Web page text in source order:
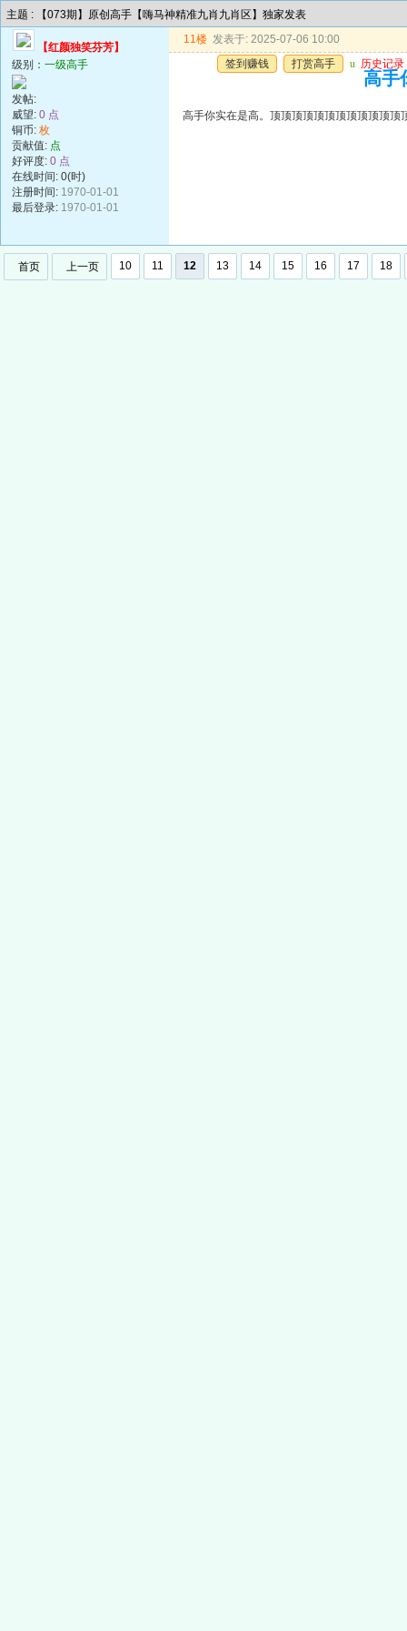
主题 : 【073期】原创高手【嗨马神精准九肖九肖区】独家发表
【红颜独笑芬芳】
级别： 一级高手
发帖:
威望: 0 点
铜币: 枚
贡献值: 点
好评度: 0 点
在线时间: 0(时)
注册时间: 1970-01-01
最后登录: 1970-01-01
11楼 发表于: 2025-07-06 10:00
签到赚钱
打赏高手 u 历史记录
高手
高手你实在是高。顶顶顶顶顶顶顶顶顶顶顶顶
首页 上一页 10 11 12 13 14 15 16 17 18